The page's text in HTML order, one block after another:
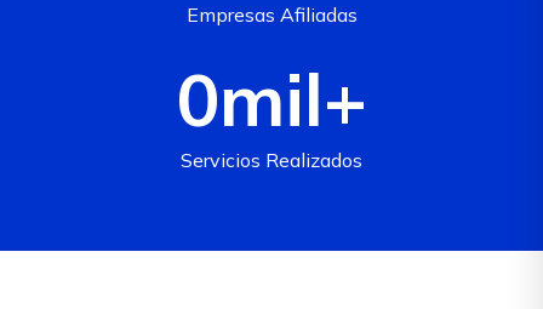
Empresas Afiliadas
Servicios Realizados
0mil+